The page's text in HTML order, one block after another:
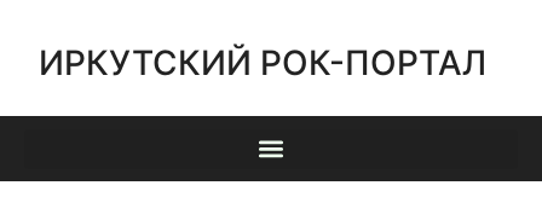
ИРКУТСКИЙ РОК-ПОРТАЛ